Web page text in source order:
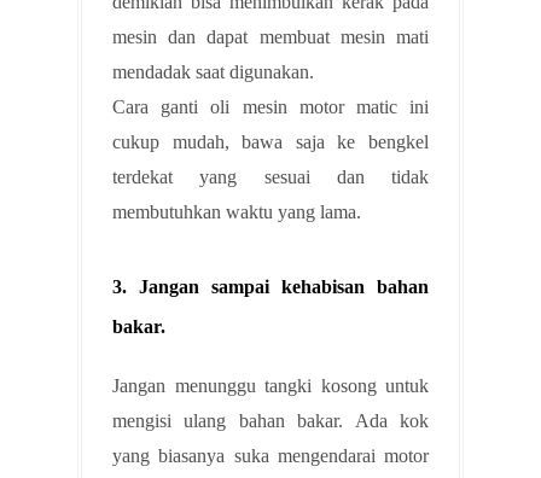
mesin dan dapat membuat mesin mati
mendadak saat digunakan.
Cara ganti oli mesin motor matic ini
cukup mudah, bawa saja ke bengkel
terdekat yang sesuai dan tidak
membutuhkan waktu yang lama.
3. Jangan sampai kehabisan bahan
bakar.
Jangan menunggu tangki kosong untuk
mengisi ulang bahan bakar. Ada kok
yang biasanya suka mengendarai motor